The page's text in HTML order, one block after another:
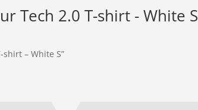
Tech 2.0 T-shirt - White S
– White S”